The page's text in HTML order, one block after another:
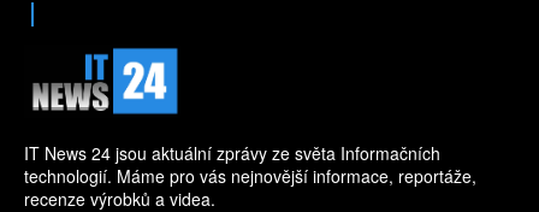
IT News 24 jsou aktuální zprávy ze světa Informačních
technologií. Máme pro vás nejnovější informace, reportáže,
recenze výrobků a videa.